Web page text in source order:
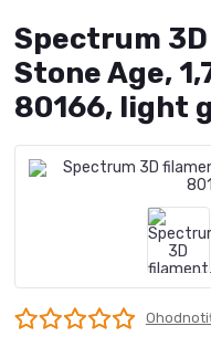
Spectrum
Stone Age,
80166, light